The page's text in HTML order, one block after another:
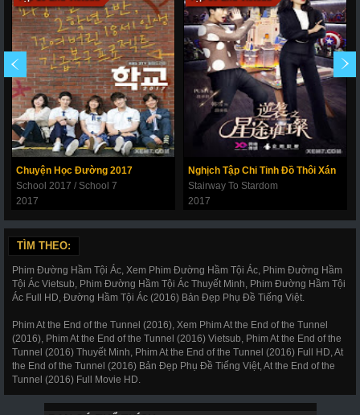
Chuyện Học Đường 2017
School 2017 / School 7
2017
Nghịch Tập Chi Tinh Đồ Thôi Xán
Stairway To Stardom
2017
TÌM THEO:
Phim Đường Hầm Tội Ác, Xem Phim Đường Hầm Tội Ác, Phim Đường Hầm
Tội Ác Vietsub, Phim Đường Hầm Tội Ác Thuyết Minh, Phim Đường Hầm Tội
Ác Full HD, Đường Hầm Tội Ác (2016) Bản Đẹp Phụ Đề Tiếng Việt.
Phim At the End of the Tunnel (2016), Xem Phim At the End of the Tunnel
(2016), Phim At the End of the Tunnel (2016) Vietsub, Phim At the End of the
Tunnel (2016) Thuyết Minh, Phim At the End of the Tunnel (2016) Full HD, At
the End of the Tunnel (2016) Bản Đẹp Phụ Đề Tiếng Việt, At the End of the
Tunnel (2016) Full Movie HD.